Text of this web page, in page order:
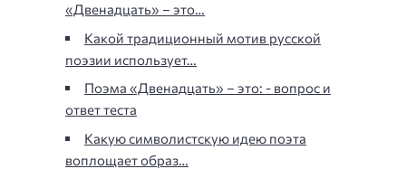
«Двенадцать» – это…
Какой традиционный мотив русской
поэзии использует…
Поэма «Двенадцать» – это: - вопрос и
ответ теста
Какую символистскую идею поэта
воплощает образ…